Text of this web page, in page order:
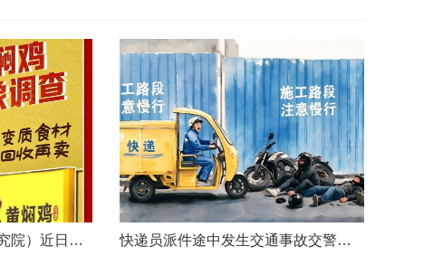
文|胡炜（新京报传媒研究院）近日，《经济参考报》的一篇关于婴幼儿纸尿裤的调查报道引爆舆论。涉事品牌、检测机构、行业协会先后发声，各方说法相互矛盾，公众焦虑情绪持续发酵。当事件陷入“罗生门”时，有一种声音悄然流传：媒体盯着问题不放，是在刻意挑刺，就是“找茬”。真是这样吗？中国行业报协会于6月23日公开发声，明确支持《经济参考报》的舆论监督行为，并呼吁社会各界支持媒体监督，推动行业规范与治理升级。 0...... 快递员派件途中发生交通事故交警部门认定全责公司赔付93万余元后一纸诉状向快递员全额追偿交通事故全责是否等同于法律上的重大过失用人单位赔付后能否向员工追偿基本案情快递员张某与某服务外包有限公司存在劳动关系。某日，张某派送快递途经施工路段，现场围挡占据大半道路，张某驾驶快递三轮车紧贴施工围挡行驶，在行驶过程中与对向驾驶二轮摩托车的罗某发生碰撞引发事故，致罗某、卢某受伤及车辆受损，卢某伤情严重。交警部门......